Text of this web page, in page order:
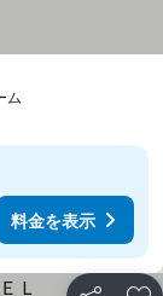
ム
料金を表示